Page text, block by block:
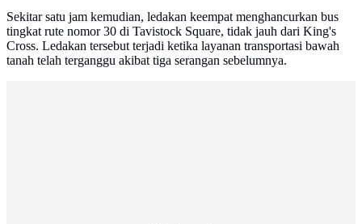
Sekitar satu jam kemudian, ledakan keempat menghancurkan bus
tingkat rute nomor 30 di Tavistock Square, tidak jauh dari King's
Cross. Ledakan tersebut terjadi ketika layanan transportasi bawah
tanah telah terganggu akibat tiga serangan sebelumnya.